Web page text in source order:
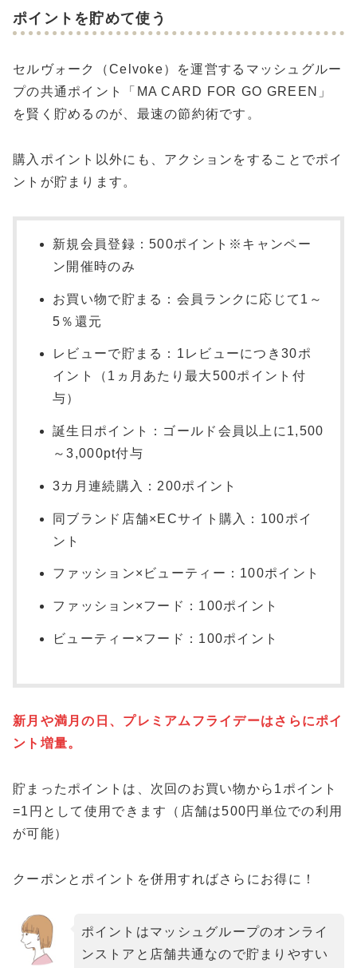
ポイントを貯めて使う
セルヴォーク（Celvoke）を運営するマッシュグルー
プの共通ポイント「MA CARD FOR GO GREEN」
を賢く貯めるのが、最速の節約術です。
購入ポイント以外にも、アクションをすることでポイ
ントが貯まります。
新規会員登録：500ポイント※キャンペー
ン開催時のみ
お買い物で貯まる：会員ランクに応じて1～
5％還元
レビューで貯まる：1レビューにつき30ポ
イント（1ヵ月あたり最大500ポイント付
与）
誕生日ポイント：ゴールド会員以上に1,500
～3,000pt付与
3カ月連続購入：200ポイント
同ブランド店舗×ECサイト購入：100ポイ
ント
ファッション×ビューティー：100ポイント
ファッション×フード：100ポイント
ビューティー×フード：100ポイント
新月や満月の日、プレミアムフライデーはさらにポイ
ント増量。
貯まったポイントは、次回のお買い物から1ポイント
=1円として使用できます（店舗は500円単位での利用
が可能）
クーポンとポイントを併用すればさらにお得に！
ポイントはマッシュグループのオンライ
ンストアと店舗共通なので貯まりやすい